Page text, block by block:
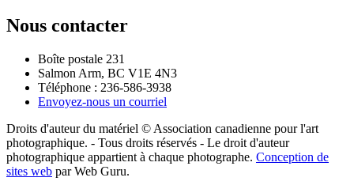
Nous contacter
Boîte postale 231
Salmon Arm, BC V1E 4N3
Téléphone : 236-586-3938
Envoyez-nous un courriel
Droits d'auteur du matériel © Association canadienne pour l'art
photographique. - Tous droits réservés - Le droit d'auteur
photographique appartient à chaque photographe. Conception de
sites web par Web Guru.